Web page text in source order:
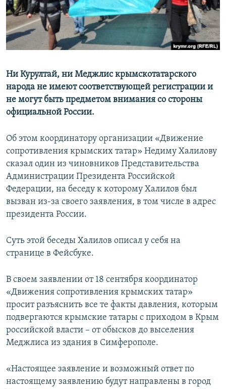
ПОБЕДИТЕЛЕЙ НЕ СУДЯТ?
КРЫМ.НЕПОКОРЕННЫЙ
ПРИСОЕДИНЯЙТЕСЬ!
Все сайты RFE/RL
Ни Курултай, ни Меджлис крымскотатарского
народа не имеют соответствующей регистрации и
не могут быть предметом внимания со стороны
официальной России.
Об этом координатору организации «Движение
сопротивления крымских татар» Недиму Халилову
сказал один из чиновников Представительства
Администрации Президента Российской
Федерации, на беседу к которому Халилов был
вызван из-за своего заявления, в том числе в адрес
президента России.
Суть этой беседы Халилов описал у себя на
странице в Фейсбуке.
В своем заявлении от 18 сентября координатор
«Движения сопротивления крымских татар»
просит разъяснить все те факты давления, которым
подвергаются крымские татары с приходом в Крым
российской власти – от обысков до выселения
Меджлиса из здания в Симферополе.
«Настоящее заявление и возможный ответ по
настоящему заявлению будут направлены в город